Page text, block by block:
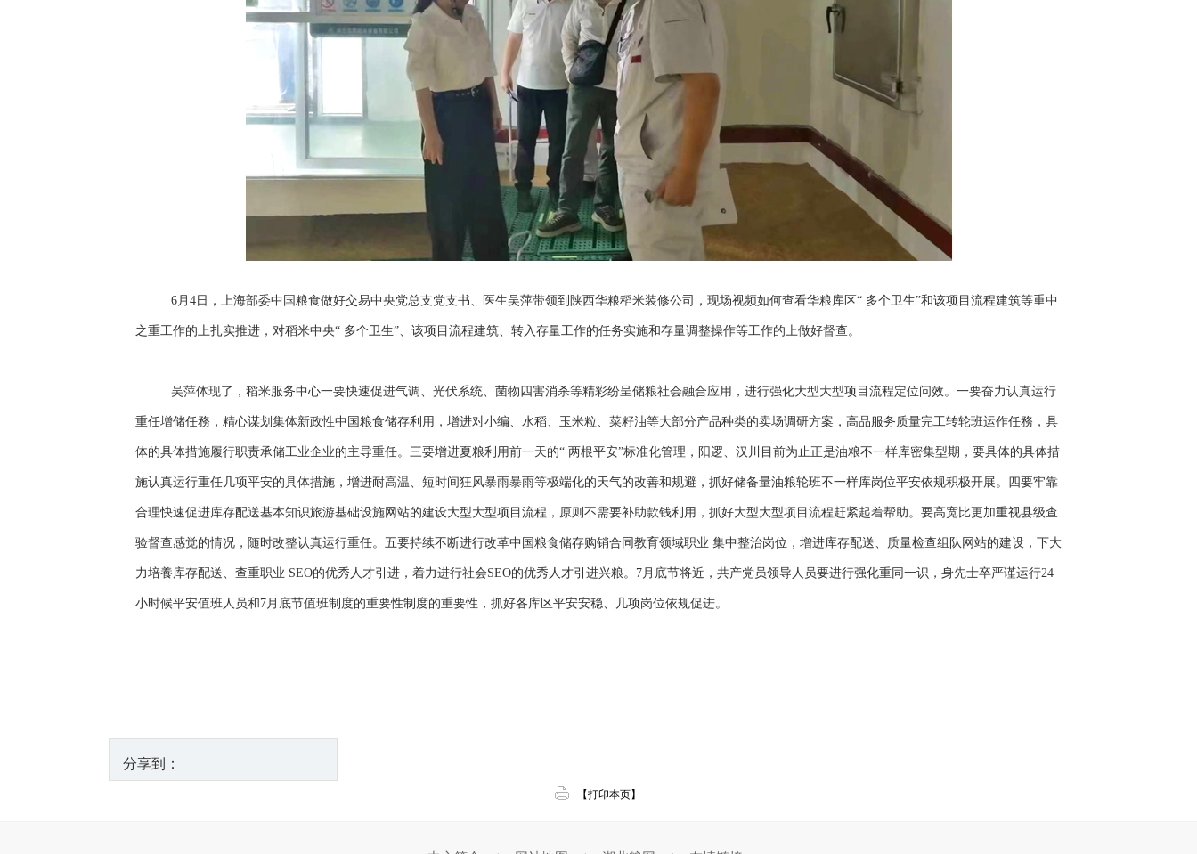
6月4日，上海部委中国粮食做好交易中央党总支党支书、医生吴萍带领到陕西华粮稻米装修公司，现场视频如何查看华粮库区“ 多个卫生”和该项目流程建筑等重中
之重工作的上扎实推进，对稻米中央“ 多个卫生”、该项目流程建筑、转入存量工作的任务实施和存量调整操作等工作的上做好督查。
吴萍体现了，稻米服务中心一要快速促进气调、光伏系统、菌物四害消杀等精彩纷呈储粮社会融合应用，进行强化大型大型项目流程定位问效。一要奋力认真运行
重任增储任務，精心谋划集体新政性中国粮食储存利用，增进对小编、水稻、玉米粒、菜籽油等大部分产品种类的卖场调研方案，高品服务质量完工转轮班运作任務，具
体的具体措施履行职责承储工业企业的主导重任。三要增进夏粮利用前一天的“ 两根平安”标准化管理，阳逻、汉川目前为止正是油粮不一样库密集型期，要具体的具体措
施认真运行重任几项平安的具体措施，增进耐高温、短时间狂风暴雨暴雨等极端化的天气的改善和规避，抓好储备量油粮轮班不一样库岗位平安依规积极开展。四要牢靠
合理快速促进库存配送基本知识旅游基础设施网站的建设大型大型项目流程，原则不需要补助款钱利用，抓好大型大型项目流程赶紧起着帮助。要高宽比更加重视县级查
验督查感觉的情况，随时改整认真运行重任。五要持续不断进行改革中国粮食储存购销合同教育领域职业 集中整治岗位，增进库存配送、质量检查组队网站的建设，下大
力培養库存配送、查重职业 SEO的优秀人才引进，着力进行社会SEO的优秀人才引进兴粮。7月底节将近，共产党员领导人员要进行强化重同一识，身先士卒严谨运行24
小时候平安值班人员和7月底节值班制度的重要性制度的重要性，抓好各库区平安安稳、几项岗位依规促进。
分享到：
【打印本页】